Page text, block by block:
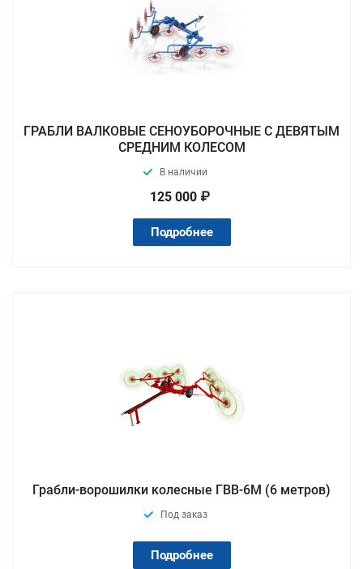
ГРАБЛИ ВАЛКОВЫЕ СЕНОУБОРОЧНЫЕ С ДЕВЯТЫМ
СРЕДНИМ КОЛЕСОМ
В наличии
125 000 ₽
Подробнее
Грабли-ворошилки колесные ГВВ-6М (6 метров)
Под заказ
Подробнее